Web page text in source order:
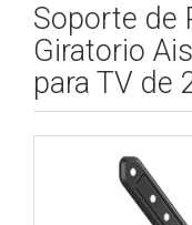
Soporte de
Giratorio
para TV de